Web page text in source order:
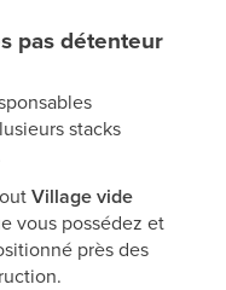
pas détenteur
stacks
Village vide
vous possédez et
près des